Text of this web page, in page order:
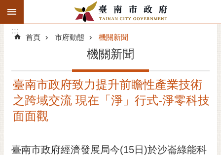
跳到主要內容區塊
搜
階
精彩府城
市府動態
:::
:::
首頁 市府動態 機關新聞
機關新聞
臺南市政府致力提升前瞻性產業技術
之跨域交流 現在「淨」行式-淨零科技
面面觀
臺南市政府經濟發展局今(15日)於沙崙綠能科